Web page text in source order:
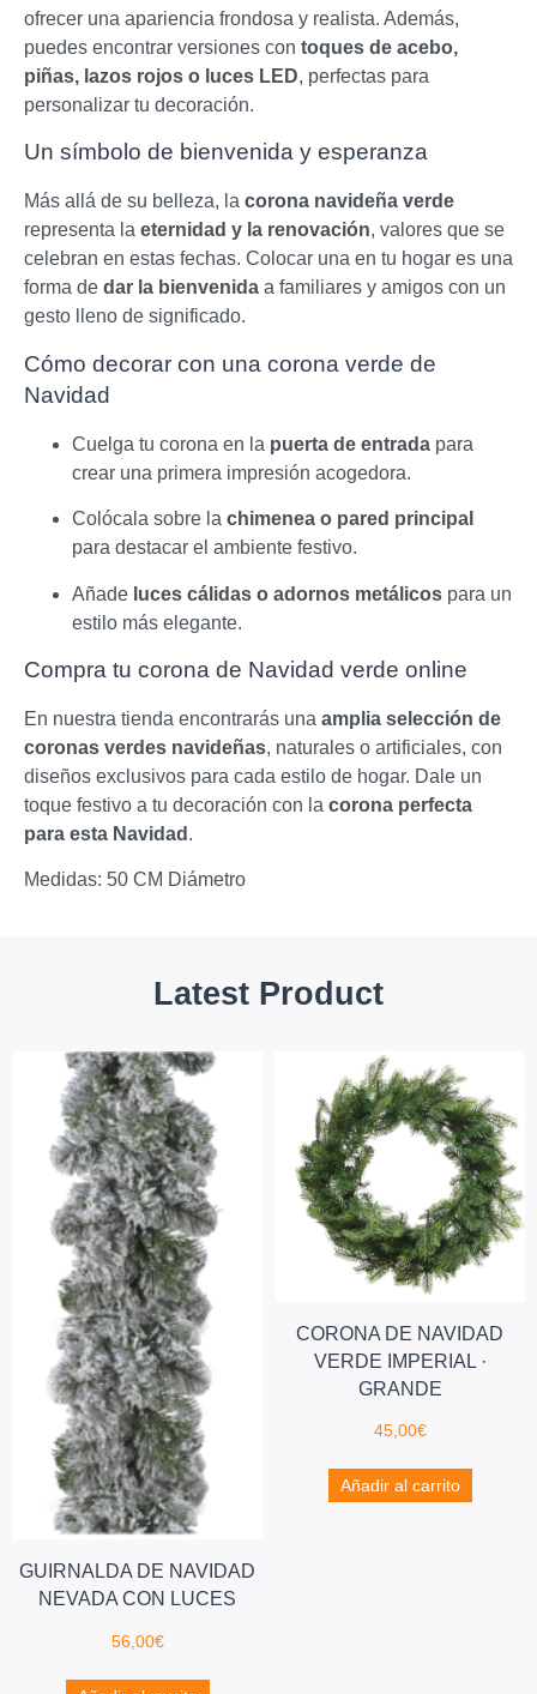
ofrecer una apariencia frondosa y realista. Además,
puedes encontrar versiones con toques de acebo,
piñas, lazos rojos o luces LED, perfectas para
personalizar tu decoración.
Un símbolo de bienvenida y esperanza
Más allá de su belleza, la corona navideña verde
representa la eternidad y la renovación, valores que se
celebran en estas fechas. Colocar una en tu hogar es una
forma de dar la bienvenida a familiares y amigos con un
gesto lleno de significado.
Cómo decorar con una corona verde de
Navidad
Cuelga tu corona en la puerta de entrada para
crear una primera impresión acogedora.
Colócala sobre la chimenea o pared principal
para destacar el ambiente festivo.
Añade luces cálidas o adornos metálicos para un
estilo más elegante.
Compra tu corona de Navidad verde online
En nuestra tienda encontrarás una amplia selección de
coronas verdes navideñas, naturales o artificiales, con
diseños exclusivos para cada estilo de hogar. Dale un
toque festivo a tu decoración con la corona perfecta
para esta Navidad .
Medidas: 50 CM Diámetro
Latest Product
GUIRNALDA DE NAVIDAD
NEVADA CON LUCES
56,00€
CORONA DE NAVIDAD
VERDE IMPERIAL ·
GRANDE
45,00€
Añadir al carrito